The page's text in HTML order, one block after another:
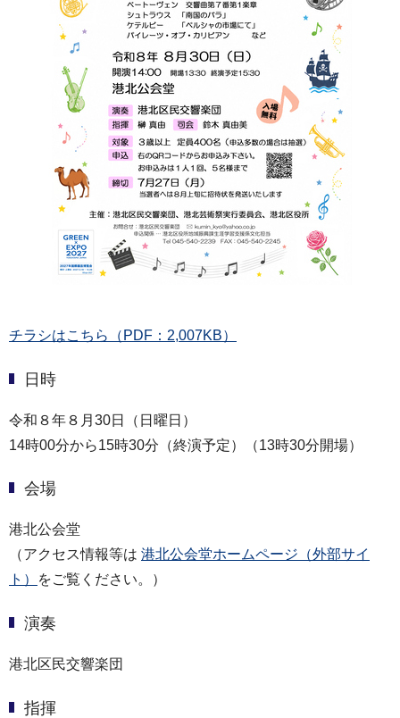
チラシはこちら（PDF：2,007KB）
日時
令和８年８月30日（日曜日）
14時00分から15時30分（終演予定）（13時30分開場）
会場
港北公会堂
（アクセス情報等は 港北公会堂ホームページ（外部サイ
ト）
をご覧ください。）
演奏
港北区民交響楽団
指揮